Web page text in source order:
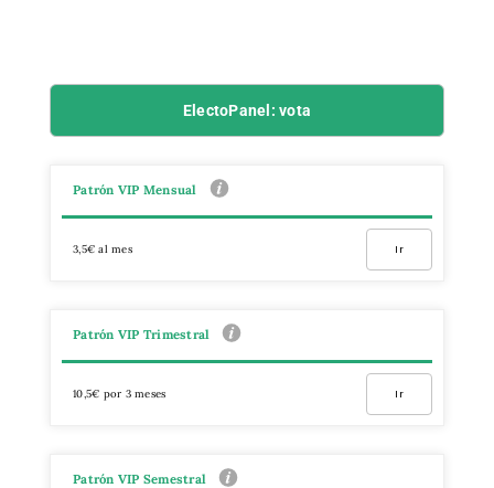
ElectoPanel: vota
Patrón VIP Mensual
3,5€ al mes Ir
Patrón VIP Trimestral
10,5€ por 3 meses Ir
Patrón VIP Semestral